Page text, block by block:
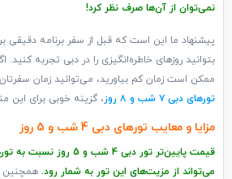
نمی‌توان از آن‌‌ها صرف نظر کرد!
پیشنهاد ما این است که قبل از سفر برنامه دقیقی
بتوانید روزهای خاطره‌انگیزی را در دبی تجربه
ممکن است زمان کم بیاورید، می‌توانید زمان
تورهای دبی ۷ شب و ۸ روز
، گزینه خوبی برای این
مزایا و معایب تورهای دبی 4 شب و 5 روز
قیمت پایین‌تر تور دبی 4 شب
می‌تواند از مزیت‌های این تور به شمار رود. همچنین